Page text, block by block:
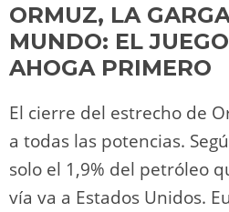
ORMUZ, LA
MUNDO: EL
AHOGA PRIMERO
El cierre del estrecho de
a todas las potencias.
solo el 1,9% del petróleo
vía va a Estados Unidos.